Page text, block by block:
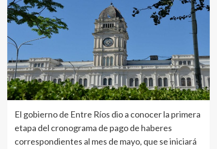
El gobierno de Entre Ríos dio a conocer la primera
etapa del cronograma de pago de haberes
correspondientes al mes de mayo, que se iniciará